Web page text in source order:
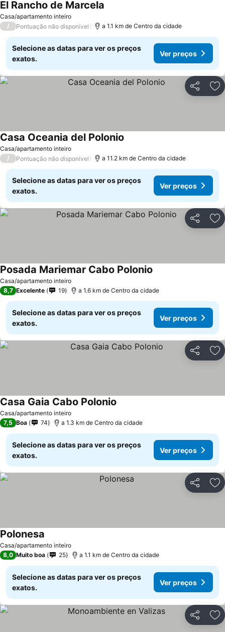
Casa/apartamento inteiro
El Rancho de Marcela
/ Pontuação não disponível a 1.1 km de Centro da cidade
Selecione as datas para ver os preços
exatos.
Ver preços
Partilhar
Casa/apartamento inteiro
Casa Oceania del Polonio
/ Pontuação não disponível a 11.2 km de Centro da cidade
Selecione as datas para ver os preços
exatos.
Ver preços
Partilhar
Casa/apartamento inteiro
Posada Mariemar Cabo Polonio
8,7 Excelente 19 a 1.6 km de Centro da cidade
Selecione as datas para ver os preços
exatos.
Ver preços
Partilhar
Casa/apartamento inteiro
Casa Gaia Cabo Polonio
7,5 Boa 74 a 1.3 km de Centro da cidade
Selecione as datas para ver os preços
exatos.
Ver preços
Partilhar
Casa/apartamento inteiro
Polonesa
8,0 Muito boa 25 a 1.1 km de Centro da cidade
Selecione as datas para ver os preços
exatos.
Ver preços
Partilhar